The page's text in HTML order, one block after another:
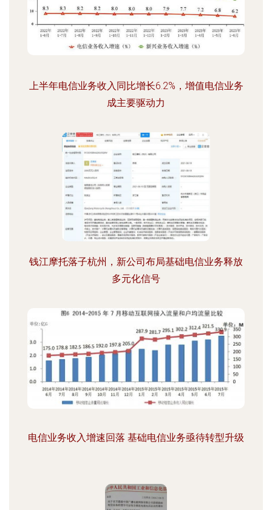
上半年电信业务收入同比增长6.2%，增值电信业务
成主要驱动力
钱江摩托落子杭州，新公司布局基础电信业务释放
多元化信号
电信业务收入增速回落 基础电信业务亟待转型升级